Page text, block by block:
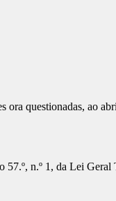
questionadas, ao
n.º 1, da Lei